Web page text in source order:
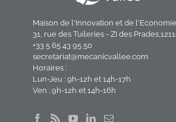
Maison de l'Innovation et de l'Economie
31, rue des Tuileries - ZI des
+33 5 65 43 95 50
secretariat@mecanicvallee.com
Horaires :
Lun-Jeu : 9h-12h et 14h-17h
Ven : 9h-12h et 14h-16h